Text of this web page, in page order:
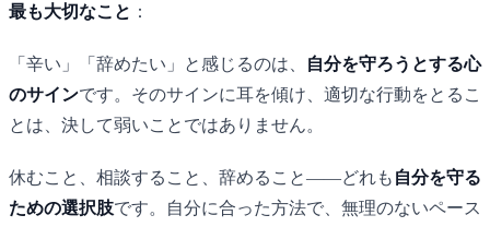
最も大切なこと ：
「辛い」「辞めたい」と感じるのは、
自分を守ろうとする心
のサインです。そのサインに耳を傾け、適切な行動をとるこ
とは、決して弱いことではありません。
休むこと、相談すること、辞めること——どれも 自分を守る
ための選択肢です。自分に合った方法で、無理のないペース